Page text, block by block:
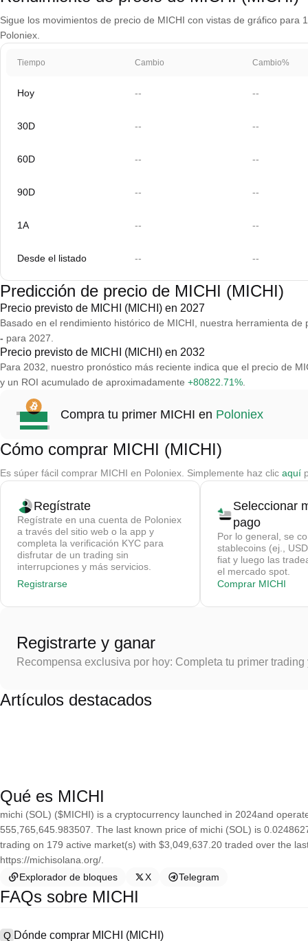
Sigue los movimientos de precio de MICHI con vistas de gráfico
Poloniex.
Tiempo Cambio Cambio%
Hoy -- --
30D -- --
60D -- --
90D -- --
1A -- --
Desde el listado -- --
Predicción de precio de MICHI (MICHI)
Precio previsto de MICHI (MICHI) en 2027
Basado en el rendimiento histórico de MICHI, nuestra herramienta
- para 2027.
Precio previsto de MICHI (MICHI) en 2032
Para 2032, nuestro pronóstico más reciente indica que el precio de
y un ROI acumulado de aproximadamente +80822.71%
Compra tu primer MICHI en Poloniex
Cómo comprar MICHI (MICHI)
Es súper fácil comprar MICHI en Poloniex. Simplemente haz clic aquí
Regístrate
Regístrate en una cuenta de Poloniex
a través del sitio web o la app y
completa la verificación KYC para
disfrutar de un trading sin
interrupciones y más servicios.
Registrarse
Seleccionar
pago
Por lo general, se
stablecoins (ej.,
fiat y luego las
el mercado spot.
Comprar MICHI
Registrarte y ganar
Recompensa exclusiva por hoy: Completa tu primer
Artículos destacados
Qué es MICHI
michi (SOL) ($MICHI) is a cryptocurrency launched in 2024and
555,765,645.983507. The last known price of michi (SOL) is
trading on 179 active market(s) with $3,049,637.20 traded over the
https://michisolana.org/.
Explorador de bloques
X Telegram
FAQs sobre MICHI
Q Dónde comprar MICHI (MICHI)